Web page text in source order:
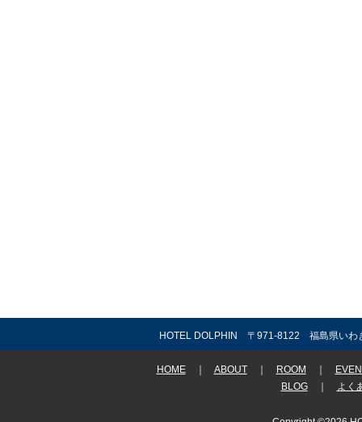
HOTEL DOLPHIN 〒971-8122 福島県いわ
HOME｜ ABOUT｜ ROOM
BLOG｜ よく